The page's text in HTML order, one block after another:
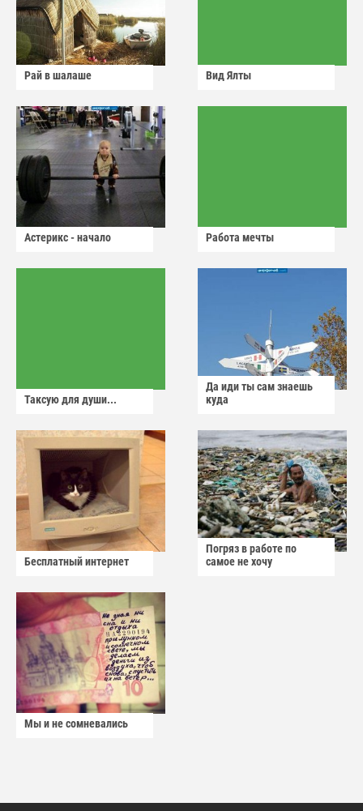
Рай в шалаше Вид Ялты
Астерикс - начало Работа мечты
Таксую для души...
Да иди ты сам знаешь
куда
Бесплатный интернет
Погряз в работе по
самое не хочу
Мы и не сомневались